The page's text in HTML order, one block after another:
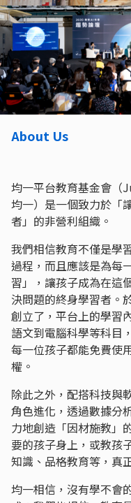
About Us
均一平台教育基金會（
均一）是一個致力於「
者」的非營利組織。
我們相信教育不僅是學
過程，而且應該是為每
習」，讓孩子成為在這
決問題的終身學習者。
創立了，平台上的學習
語文到電腦科學等科目
每一位孩子都能免費使
權。
除此之外，配搭科技與
角色進化，透過數據分
力地創造「因材施教」
要的孩子身上，或教孩
知識、品格教育等，真
均一相信，沒有學不會